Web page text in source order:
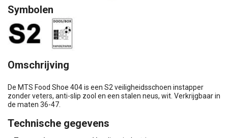
Symbolen
Omschrijving
De MTS Food Shoe 404 is een S2 veiligheidsschoen instapper
zonder veters, anti-slip zool en een stalen neus, wit. Verkrijgbaar in
de maten 36-47.
Technische gegevens